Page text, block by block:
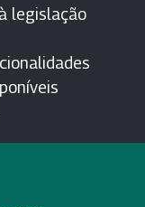
legislação